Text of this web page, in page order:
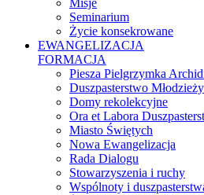
Seminarium
Życie konsekrowane
EWANGELIZACJA
FORMACJA
Piesza Pielgrzymka
Duszpasterstwo
Domy rekolekcyjne
Ora et Labora
Miasto Świętych
Nowa Ewangelizacja
Rada Dialogu
Stowarzyszenia i ruchy
Wspólnoty i